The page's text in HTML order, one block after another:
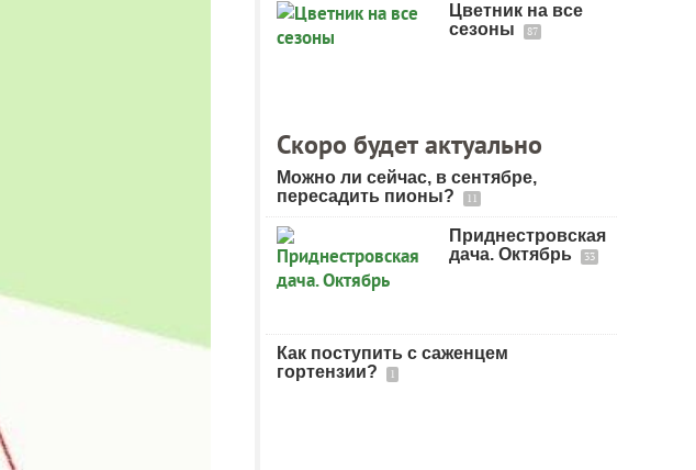
Цветник на все
сезоны
87
Скоро будет актуально
Можно ли сейчас, в сентябре,
пересадить пионы?
11
Приднестровская
дача. Октябрь
33
Как поступить с саженцем
гортензии?
1